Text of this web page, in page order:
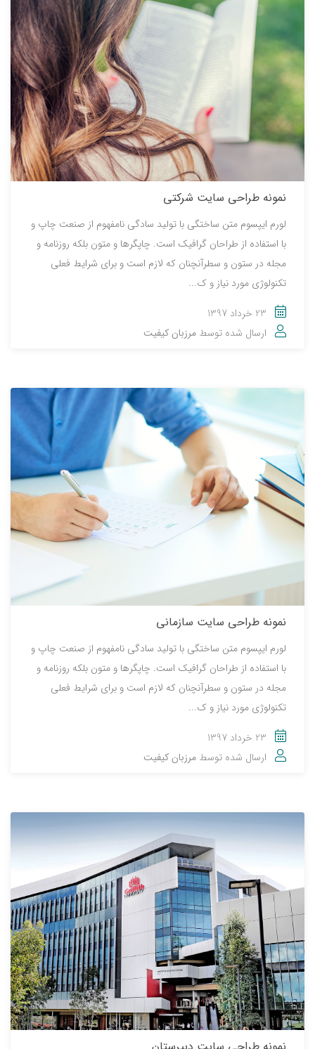
نمونه طراحی سایت شرکتی
لورم ایپسوم متن ساختگی با تولید سادگی نامفهوم از صنعت چاپ و
با استفاده از طراحان گرافیک است. چاپگرها و متون بلکه روزنامه و
مجله در ستون و سطرآنچنان که لازم است و برای شرایط فعلی
تکنولوژی مورد نیاز و ک...
ارسال شده توسط مرزبان کیفیت
نمونه طراحی سایت سازمانی
لورم ایپسوم متن ساختگی با تولید سادگی نامفهوم از صنعت چاپ و
با استفاده از طراحان گرافیک است. چاپگرها و متون بلکه روزنامه و
مجله در ستون و سطرآنچنان که لازم است و برای شرایط فعلی
تکنولوژی مورد نیاز و ک...
ارسال شده توسط مرزبان کیفیت